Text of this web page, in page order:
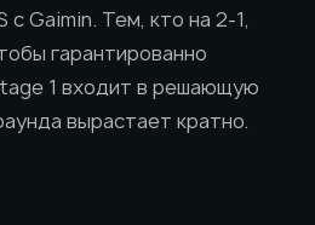
с Gaimin. Тем, кто на 2-1,
гарантированно
1 входит в решающую
вырастает кратно.